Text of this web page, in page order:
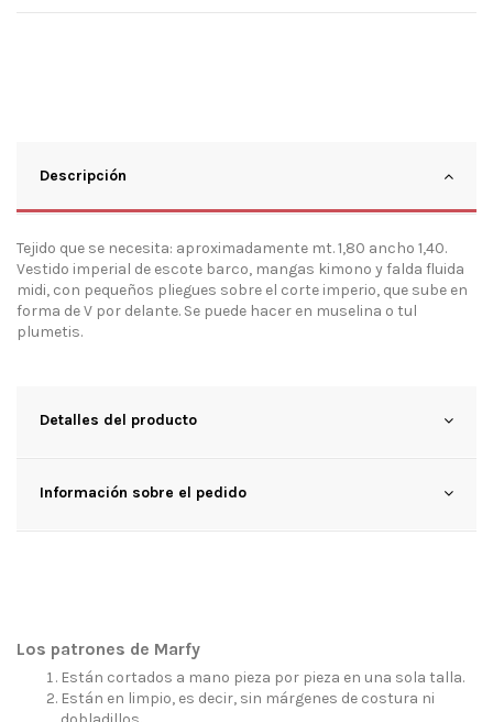
Descripción
Tejido que se necesita: aproximadamente mt. 1,80 ancho 1,40.
Vestido imperial de escote barco, mangas kimono y falda fluida
midi, con pequeños pliegues sobre el corte imperio, que sube en
forma de V por delante. Se puede hacer en muselina o tul
plumetis.
Detalles del producto
Información sobre el pedido
Los patrones de Marfy
Están cortados a mano pieza por pieza en una sola talla.
Están en limpio, es decir, sin márgenes de costura ni